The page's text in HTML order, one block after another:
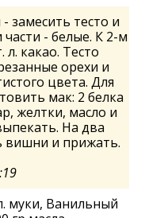
замесить тесто и
части - белые. К 2-м
какао. Тесто
орехи и
цвета. Для
мак: 2 белка
желтки, масло и
На два
вишни и прижать.
муки, Ванильный